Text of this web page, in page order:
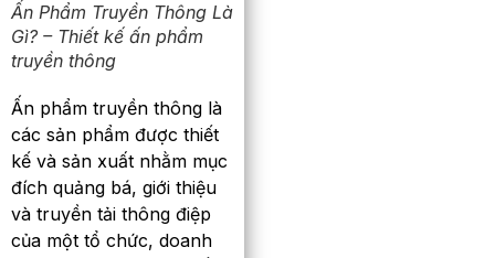
Ấn Phẩm Truyền Thông Là
Gì? – Thiết kế ấn phẩm
truyền thông
Ấn phẩm truyền thông là
các sản phẩm được thiết
kế và sản xuất nhằm mục
đích quảng bá, giới thiệu
và truyền tải thông điệp
của một tổ chức, doanh